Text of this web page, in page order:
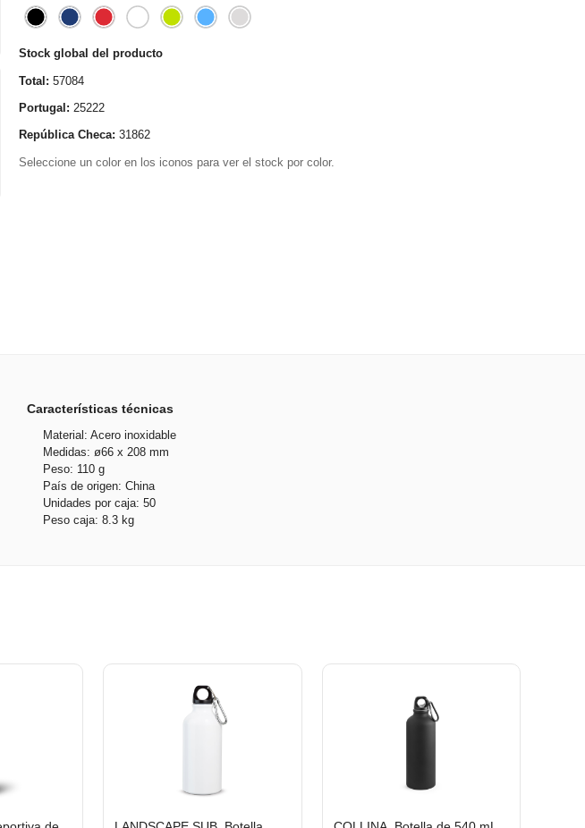
Stock global del producto
Total: 57084
Portugal: 25222
República Checa: 31862
Seleccione un color en los iconos para ver el stock por color.
Características técnicas
Material: Acero inoxidable
Medidas: ø66 x 208 mm
Peso: 110 g
País de origen: China
Unidades por caja: 50
Peso caja: 8.3 kg